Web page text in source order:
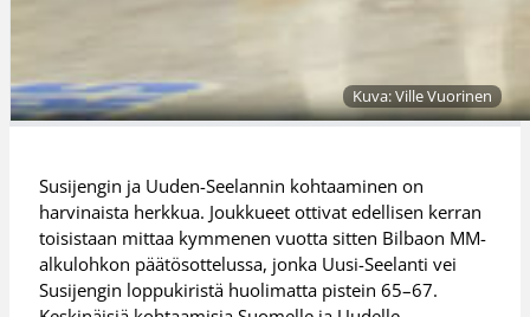
Kuva: Ville Vuorinen
Susijengin ja Uuden-Seelannin kohtaaminen on
harvinaista herkkua. Joukkueet ottivat edellisen kerran
toisistaan mittaa kymmenen vuotta sitten Bilbaon MM-
alkulohkon päätösottelussa, jonka Uusi-Seelanti vei
Susijengin loppukiristä huolimatta pistein 65–67.